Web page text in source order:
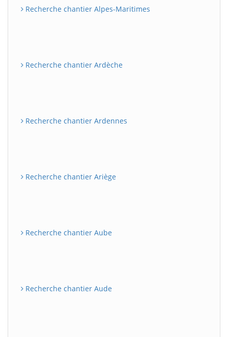
Recherche chantier Alpes-Maritimes
Recherche chantier Ardèche
Recherche chantier Ardennes
Recherche chantier Ariège
Recherche chantier Aube
Recherche chantier Aude